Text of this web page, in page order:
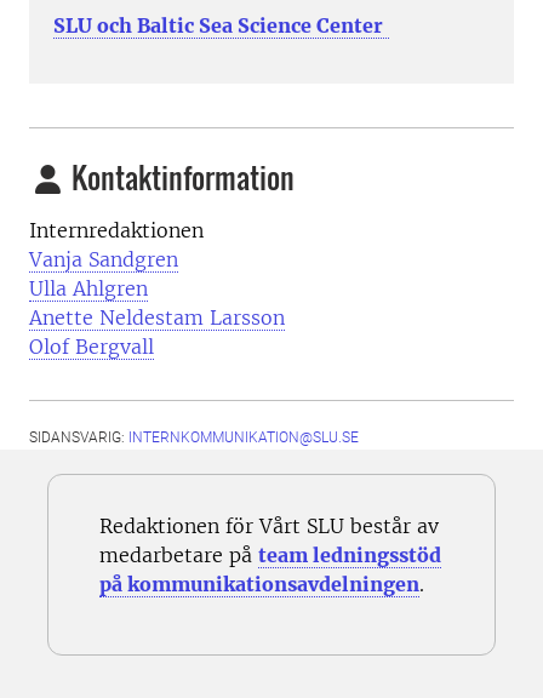
SLU och Baltic Sea Science Center
Kontaktinformation
Internredaktionen
Vanja Sandgren
Ulla Ahlgren
Anette Neldestam Larsson
Olof Bergvall
SIDANSVARIG: INTERNKOMMUNIKATION@SLU.SE
Redaktionen för Vårt SLU består av
medarbetare på team ledningsstöd
på kommunikationsavdelningen.